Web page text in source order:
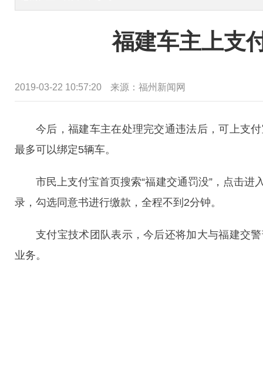
福建车主上支
2019-03-22 10:57:20 来源：福州新闻网
今后，福建车主在处理完交通违法后，可上支
最多可以绑定5辆车。
市民上支付宝首页搜索“福建交通罚没”，点击
录，勾选同意书进行缴款，全程不到2分钟。
支付宝技术团队表示，今后还将加大与福建交
业务。